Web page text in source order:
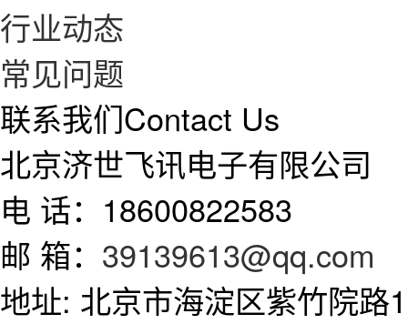
行业动态
常见问题
联系我们Contact Us
北京济世飞讯电子有限公司
电 话：18600822583
邮 箱： 39139613@qq.com
地址: 北京市海淀区紫竹院路